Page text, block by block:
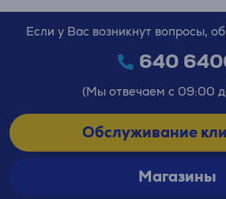
Если у Вас возникнут вопросы,
640
(Мы отвечаем с 09:00
Обслуживание
Магазины